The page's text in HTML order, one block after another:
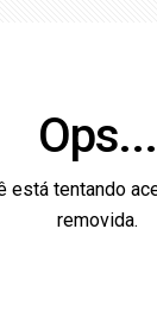
Ops...
está tentando
removida.